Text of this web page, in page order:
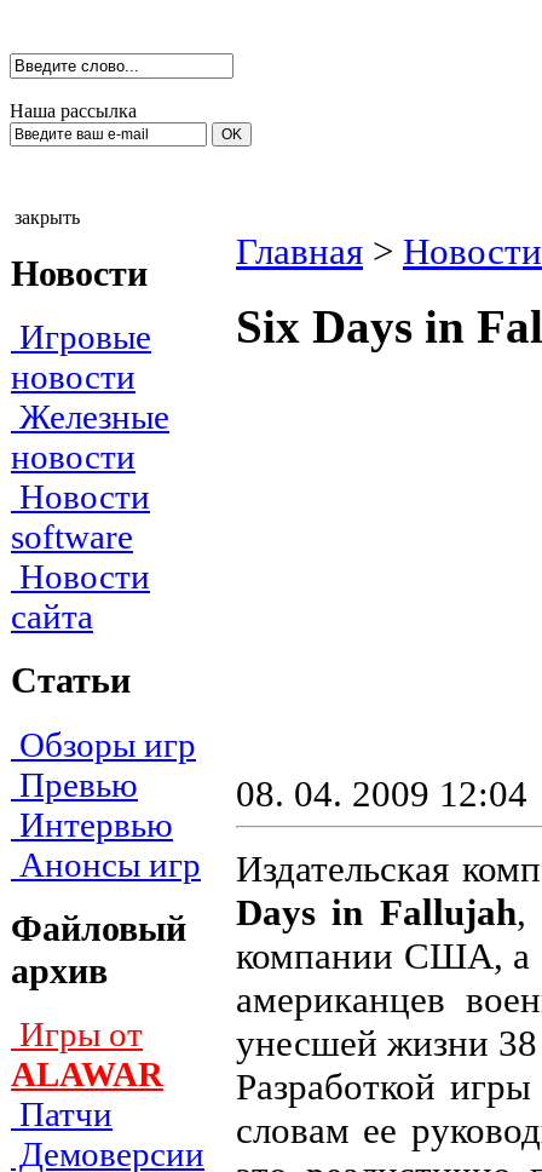
Наша рассылка
закрыть
Новости
Игровые
новости
Железные
новости
Новости
software
Новости
сайта
Статьи
Обзоры игр
Превью
Интервью
Анонсы игр
Файловый
архив
Игры от
ALAWAR
Патчи
Демоверсии
Главная >
Six Days in
08. 04. 2009 12:04
Издательская
Days in Fallujah,
компании США, а
американцев
унесшей жизни 38
Разработкой
словам ее